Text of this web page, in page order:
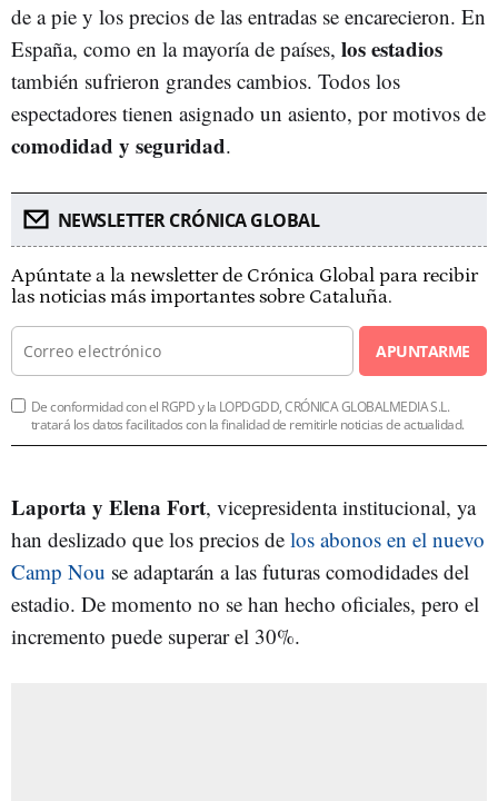
de a pie y los precios de las entradas se encarecieron. En
España, como en la mayoría de países, los estadios
también sufrieron grandes cambios. Todos los
espectadores tienen asignado un asiento, por motivos de
comodidad y seguridad.
NEWSLETTER CRÓNICA GLOBAL
Apúntate a la newsletter de Crónica Global para recibir
las noticias más importantes sobre Cataluña.
APUNTARME
De conformidad con el RGPD y la LOPDGDD, CRÓNICA GLOBALMEDIA S.L.
tratará los datos facilitados con la finalidad de remitirle noticias de actualidad.
Laporta y Elena Fort, vicepresidenta institucional, ya
han deslizado que los precios de los abonos en el nuevo
Camp Nou se adaptarán a las futuras comodidades del
estadio. De momento no se han hecho oficiales, pero el
incremento puede superar el 30%.